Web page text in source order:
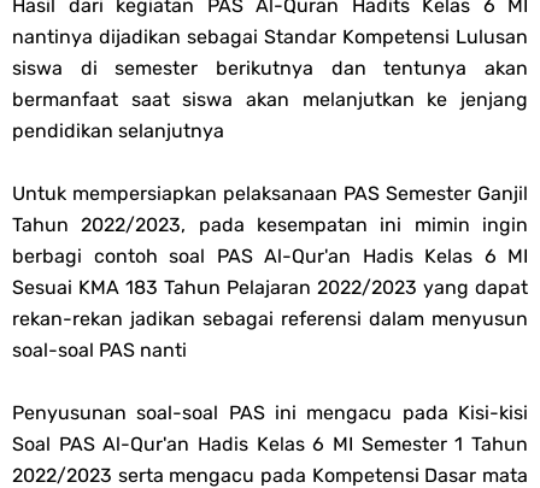
Jawaban Tugas Mandiri Dan Tugas Refleksi Modul Pedagogik Fiqih
PPG 2025
Akhlak PPG 2025
Jawaban Tugas Mandiri Dan Tugas Refleksi Modul Pedagogik Al-
Qur'an Hadis PPG 2025
Soal OMI Ekonomi Terintegrasi Jenjang MA
Hasil dari kegiatan PAS Al-Quran Hadits Kelas 6 MI
nantinya dijadikan sebagai Standar Kompetensi Lulusan
siswa di semester berikutnya dan tentunya akan
bermanfaat saat siswa akan melanjutkan ke jenjang
pendidikan selanjutnya
Untuk mempersiapkan pelaksanaan PAS Semester Ganjil
Tahun 2022/2023, pada kesempatan ini mimin ingin
berbagi contoh soal PAS Al-Qur'an Hadis Kelas 6 MI
Sesuai KMA 183 Tahun Pelajaran 2022/2023 yang dapat
rekan-rekan jadikan sebagai referensi dalam menyusun
soal-soal PAS nanti
Penyusunan soal-soal PAS ini mengacu pada Kisi-kisi
Soal PAS Al-Qur'an Hadis Kelas 6 MI Semester 1 Tahun
2022/2023 serta mengacu pada Kompetensi Dasar mata